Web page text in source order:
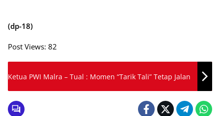
(dp-18)
Post Views: 82
Ketua PWI Malra – Tual : Momen “Tarik Tali” Tetap Jalan